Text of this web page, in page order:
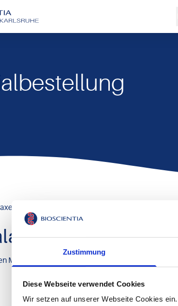
Zustimmung
Diese Webseite verwendet Cookies
Wir setzen auf unserer Webseite Cookies
Material­anforderungs­schein für das Labor